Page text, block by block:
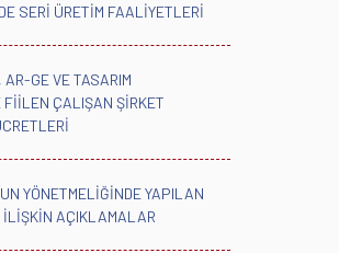
SERİ ÜRETİM FAALİYETLERİ
GE VE TASARIM
FİİLEN ÇALIŞAN ŞİRKET
YÖNETMELİĞİNDE YAPILAN
İLİŞKİN AÇIKLAMALAR